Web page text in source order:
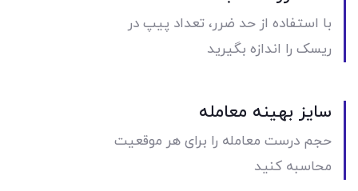
با استفاده از حد ضرر، تعداد پیپ در
ریسک را اندازه بگیرید
سایز بهینه معامله
حجم درست معامله را برای هر موقعیت
محاسبه کنید